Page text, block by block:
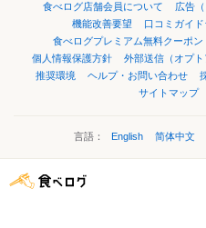
食べログ店舗会員について
広告
機能改善要望
口コミガイド
食べログプレミアム無料クーポン
個人情報保護方針
外部送信（オプト
推奨環境
ヘルプ・お問い合わせ
サイトマップ
言語： English 简体中文